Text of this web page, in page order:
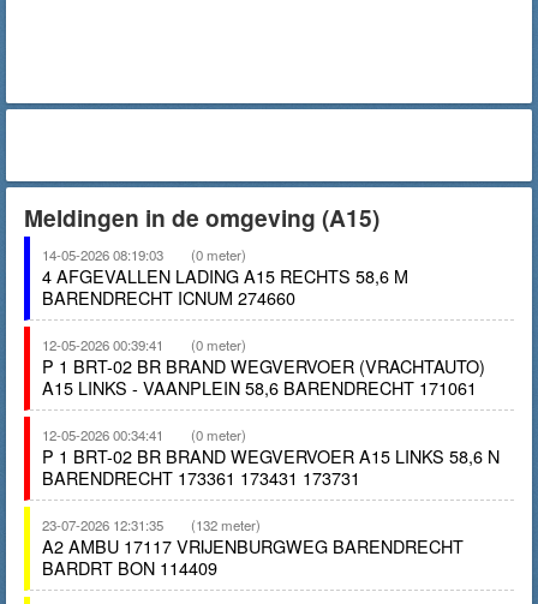
Meldingen in de omgeving (A15)
14-05-2026 08:19:03 (0 meter)
4 AFGEVALLEN LADING A15 RECHTS 58,6 M
BARENDRECHT ICNUM 274660
12-05-2026 00:39:41 (0 meter)
P 1 BRT-02 BR BRAND WEGVERVOER (VRACHTAUTO)
A15 LINKS - VAANPLEIN 58,6 BARENDRECHT 171061
12-05-2026 00:34:41 (0 meter)
P 1 BRT-02 BR BRAND WEGVERVOER A15 LINKS 58,6 N
BARENDRECHT 173361 173431 173731
23-07-2026 12:31:35 (132 meter)
A2 AMBU 17117 VRIJENBURGWEG BARENDRECHT
BARDRT BON 114409